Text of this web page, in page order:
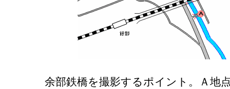
余部鉄橋を撮影するポイント。Ａ地